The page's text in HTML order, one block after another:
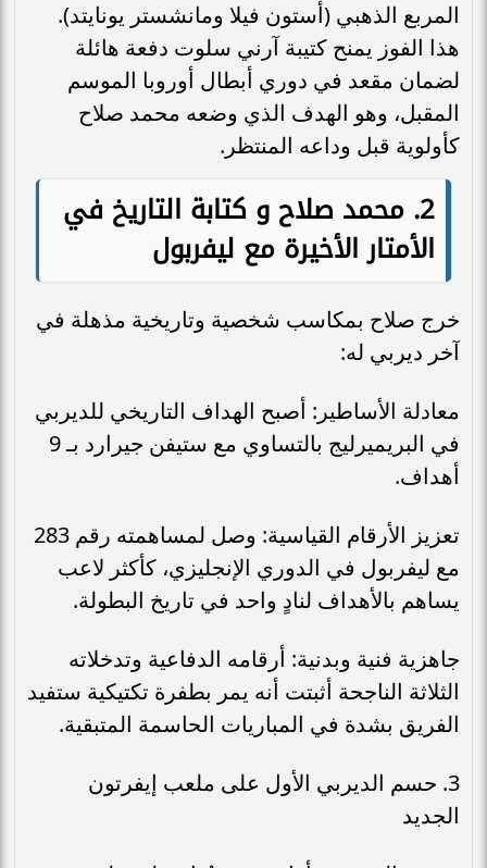
المربع الذهبي (أستون فيلا ومانشستر يونايتد).
هذا الفوز يمنح كتيبة آرني سلوت دفعة هائلة
لضمان مقعد في دوري أبطال أوروبا الموسم
المقبل، وهو الهدف الذي وضعه محمد صلاح
كأولوية قبل وداعه المنتظر.
2. محمد صلاح و كتابة التاريخ في
الأمتار الأخيرة مع ليفربول
خرج صلاح بمكاسب شخصية وتاريخية مذهلة في
آخر ديربي له:
معادلة الأساطير: أصبح الهداف التاريخي للديربي
في البريميرليج بالتساوي مع ستيفن جيرارد بـ 9
أهداف.
تعزيز الأرقام القياسية: وصل لمساهمته رقم 283
مع ليفربول في الدوري الإنجليزي، كأكثر لاعب
يساهم بالأهداف لنادٍ واحد في تاريخ البطولة.
جاهزية فنية وبدنية: أرقامه الدفاعية وتدخلاته
الثلاثة الناجحة أثبتت أنه يمر بطفرة تكتيكية ستفيد
الفريق بشدة في المباريات الحاسمة المتبقية.
3. حسم الديربي الأول على ملعب إيفرتون
الجديد